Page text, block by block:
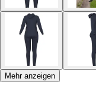
Mehr anzeigen